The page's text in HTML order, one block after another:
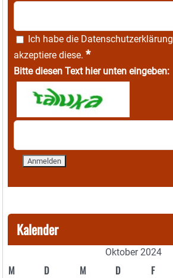
Ich habe die Datenschutzerklärung
akzeptiere diese. *
Bitte diesen Text hier unten eingeben:
Kalender
Oktober 2024
M D M D F